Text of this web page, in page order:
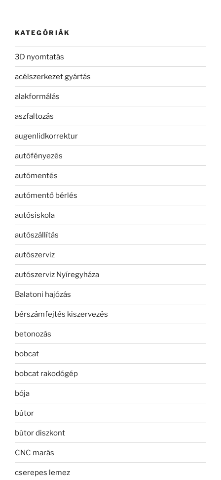
KATEGÓRIÁK
3D nyomtatás
acélszerkezet gyártás
alakformálás
aszfaltozás
augenlidkorrektur
autófényezés
autómentés
autómentő bérlés
autósiskola
autószállítás
autószerviz
autószerviz Nyíregyháza
Balatoni hajózás
bérszámfejtés kiszervezés
betonozás
bobcat
bobcat rakodógép
bója
bútor
bútor diszkont
CNC marás
cserepes lemez